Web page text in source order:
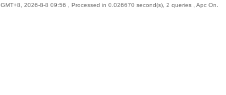
GMT+8, 2026-8-8 09:56 , Processed in 0.026670 second(s), 2 queries , Apc On.